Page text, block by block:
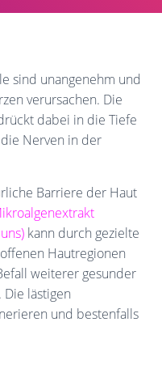
sind unangenehm und
verursachen. Die
dabei in die Tiefe
Nerven in der
Barriere der Haut
kann durch gezielte
Hautregionen
weiterer gesunder
lästigen
und bestenfalls